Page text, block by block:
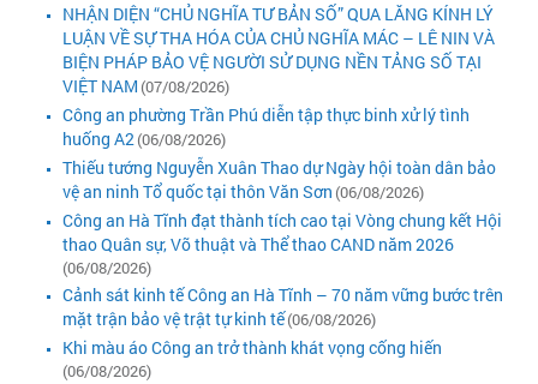
NHẬN DIỆN “CHỦ NGHĨA TƯ BẢN SỐ” QUA LĂNG KÍNH LÝ
LUẬN VỀ SỰ THA HÓA CỦA CHỦ NGHĨA MÁC – LÊ NIN VÀ
BIỆN PHÁP BẢO VỆ NGƯỜI SỬ DỤNG NỀN TẢNG SỐ TẠI
VIỆT NAM (07/08/2026)
Công an phường Trần Phú diễn tập thực binh xử lý tình
huống A2(06/08/2026)
Thiếu tướng Nguyễn Xuân Thao dự Ngày hội toàn dân bảo
vệ an ninh Tổ quốc tại thôn Văn Sơn (06/08/2026)
Công an Hà Tĩnh đạt thành tích cao tại Vòng chung kết Hội
thao Quân sự, Võ thuật và Thể thao CAND năm 2026
(06/08/2026)
Cảnh sát kinh tế Công an Hà Tĩnh – 70 năm vững bước trên
mặt trận bảo vệ trật tự kinh tế(06/08/2026)
Khi màu áo Công an trở thành khát vọng cống hiến
(06/08/2026)